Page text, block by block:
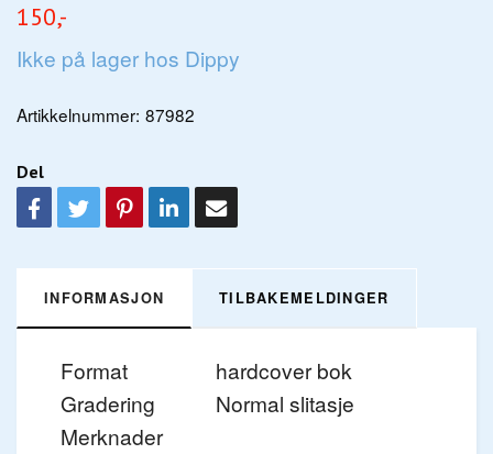
150,-
Ikke på lager hos Dippy
Artikkelnummer: 87982
Del
INFORMASJON TILBAKEMELDINGER
Format
hardcover bok
Gradering
Normal slitasje
Merknader